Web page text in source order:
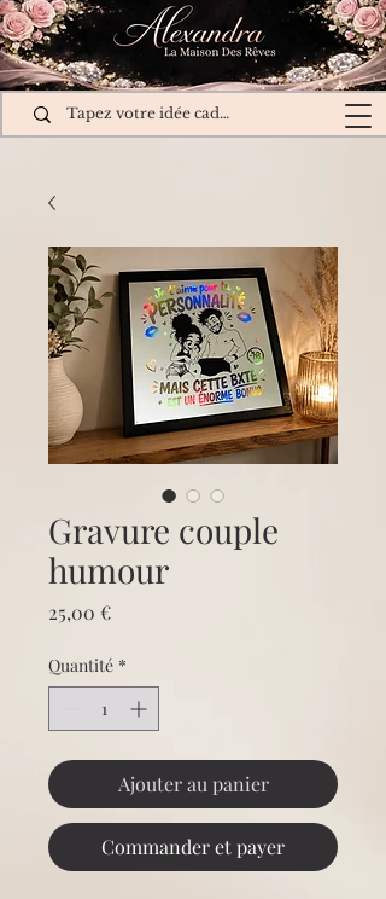
Gravure couple
humour
25,00 €Prix
Quantité *
Ajouter au panier
Commander et payer